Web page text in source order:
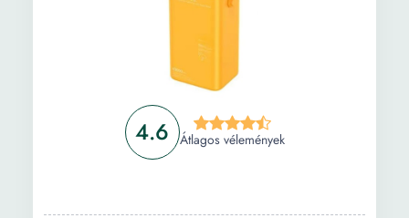
4.6 Átlagos vélemények
elektronikus cigarettákhoz és más eszközökhöz
Gyakori kérdések